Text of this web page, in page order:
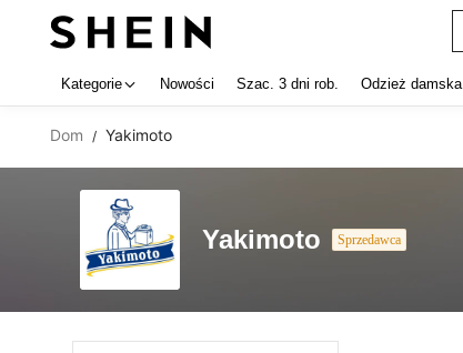
Kategorie Nowości Szac. 3 dni rob. Odzież damska
Dom / Yakimoto
Yakimoto Sprzedawca